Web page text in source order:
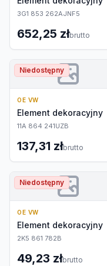
3G1 853 262AJNF5
652,25 złbrutto
Niedostępny
OE VW
Element dekoracyjny
11A 864 241UZB
137,31 złbrutto
Niedostępny
OE VW
Element dekoracyjny
2K5 861 782B
49,23 złbrutto